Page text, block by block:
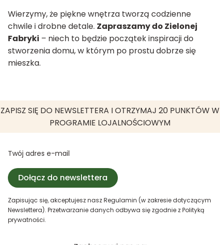
Wierzymy, że piękne wnętrza tworzą codzienne
chwile i drobne detale. Zapraszamy do Zielonej
Fabryki – niech to będzie początek inspiracji do
stworzenia domu, w którym po prostu dobrze się
mieszka.
ZAPISZ SIĘ DO NEWSLETTERA I OTRZYMAJ 20 PUNKTÓW W
PROGRAMIE LOJALNOŚCIOWYM
Twój adres e-mail
Dołącz do newslettera
Zapisując się, akceptujesz nasz Regulamin (w zakresie dotyczącym
Newslettera). Przetwarzanie danych odbywa się zgodnie z Polityką
prywatności.